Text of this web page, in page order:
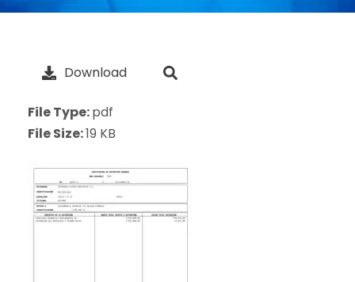
Download
File Type:pdf
File Size:19 KB